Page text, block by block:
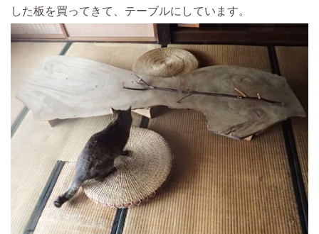
した板を買ってきて、 テーブルにしています。